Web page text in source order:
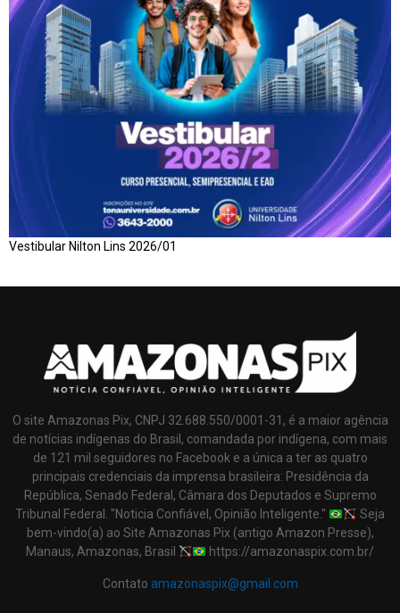
Vestibular Nilton Lins 2026/01
O site Amazonas Pix, CNPJ 32.688.550/0001-31, é a maior agência
de notícias indígenas do Brasil, comandada por indígena, com mais
de 121 mil seguidores no Facebook e a única a ter as quatro
principais credenciais da imprensa brasileira: Presidência da
República, Senado Federal, Câmara dos Deputados e Supremo
Tribunal Federal. "Noticia Confiável, Opinião Inteligente."
Seja
bem-vindo(a) ao Site Amazonas Pix (antigo Amazon Presse),
Manaus, Amazonas, Brasil
https://amazonaspix.com.br/
Contato amazonaspix@gmail.com